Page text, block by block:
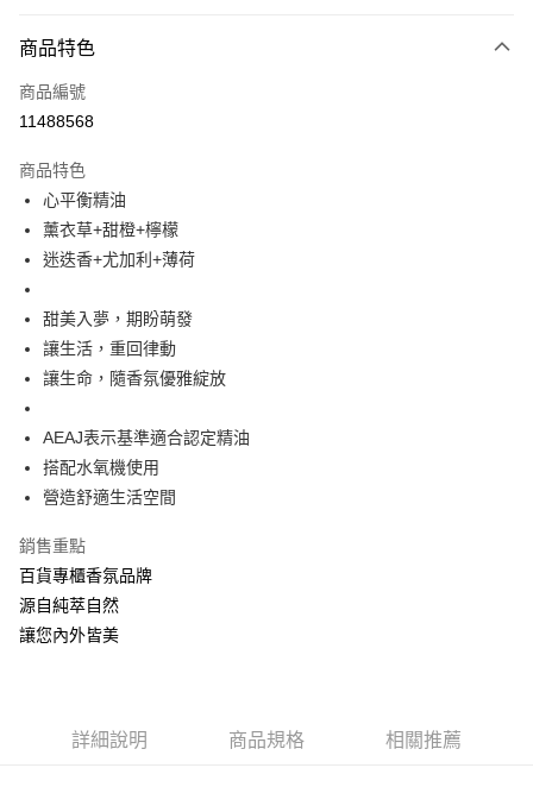
信用卡一次付款
超商取貨付款
Apple Pay
ATM付款
每筆NT$60，滿NT$880(含以上)免運費
付款後全家取貨
每筆NT$60，滿NT$880(含以上)免運費
7-11取貨付款
付款後7-11取貨
每筆NT$60，滿NT$880(含以上)免運費
宅配
商品特色
商品編號
11488568
商品特色
心平衡精油
薰衣草+甜橙+檸檬
迷迭香+尤加利+薄荷
甜美入夢，期盼萌發
讓生活，重回律動
讓生命，隨香氛優雅綻放
AEAJ表示基準適合認定精油
搭配水氧機使用
營造舒適生活空間
銷售重點
百貨專櫃香氛品牌
源自純萃自然
讓您內外皆美
詳細說明 商品規格 相關推薦